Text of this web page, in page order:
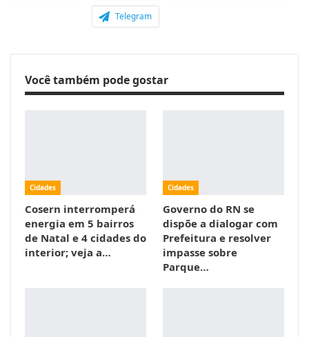
Telegram
Você também pode gostar
Cidades
Cosern interromperá
energia em 5 bairros
de Natal e 4 cidades do
interior; veja a…
Cidades
Governo do RN se
dispõe a dialogar com
Prefeitura e resolver
impasse sobre
Parque…